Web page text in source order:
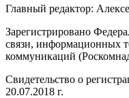
Главный редактор:
Зарегистрировано
связи, информационных
коммуникаций
Свидетельство о
20.07.2018 г.